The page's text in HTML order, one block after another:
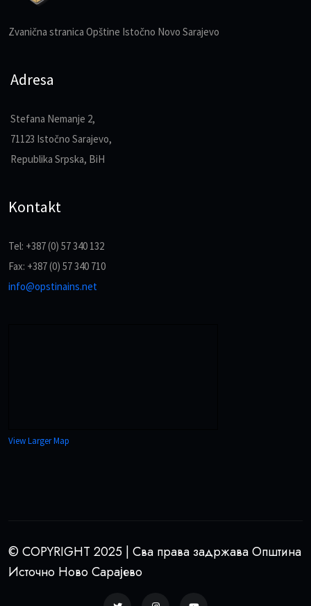
Zvanična stranica Opštine Istočno Novo Sarajevo
Adresa
Stefana Nemanje 2,
71123 Istočno Sarajevo,
Republika Srpska, BiH
Kontakt
Tel: +387 (0) 57 340 132
Fax: +387 (0) 57 340 710
info@opstinains.net
View Larger Map
© COPYRIGHT 2025 | Сва права задржава Општина
Источно Ново Сарајево